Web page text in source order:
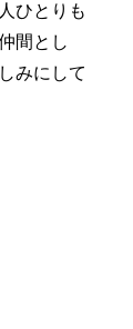
ひとりも
間とし
みにして